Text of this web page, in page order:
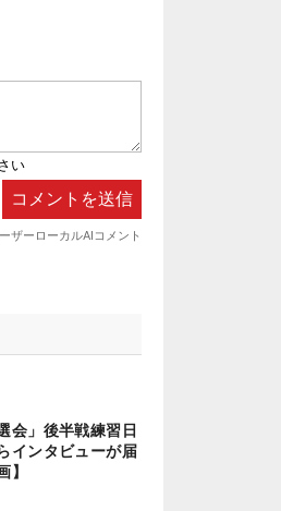
会」後半戦練習日
インタビューが届
】